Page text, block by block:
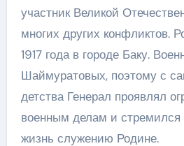
участник Великой
многих других конфликтов.
1917 года в городе Баку.
Шаймуратовых, поэтому с
детства Генерал проявлял
военным делам и стремился
жизнь служению Родине.